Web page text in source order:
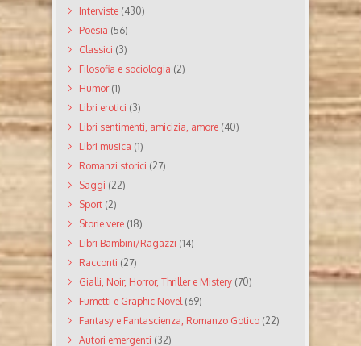
Interviste (430)
Poesia (56)
Classici (3)
Filosofia e sociologia (2)
Humor(1)
Libri erotici (3)
Libri sentimenti, amicizia, amore (40)
Libri musica (1)
Romanzi storici (27)
Saggi (22)
Sport (2)
Storie vere (18)
Libri Bambini/Ragazzi (14)
Racconti (27)
Gialli, Noir, Horror, Thriller e Mistery (70)
Fumetti e Graphic Novel(69)
Fantasy e Fantascienza, Romanzo Gotico (22)
Autori emergenti (32)